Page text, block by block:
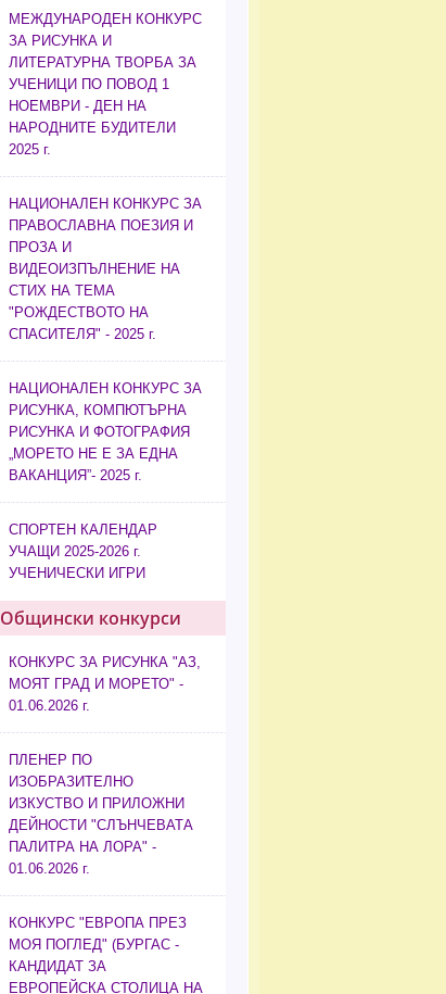
МЕЖДУНАРОДЕН КОНКУРС
ЗА РИСУНКА И
ЛИТЕРАТУРНА ТВОРБА ЗА
УЧЕНИЦИ ПО ПОВОД 1
НОЕМВРИ - ДЕН НА
НАРОДНИТЕ БУДИТЕЛИ
2025 г.
НАЦИОНАЛЕН КОНКУРС ЗА
ПРАВОСЛАВНА ПОЕЗИЯ И
ПРОЗА И
ВИДЕОИЗПЪЛНЕНИЕ НА
СТИХ НА ТЕМА
"РОЖДЕСТВОТО НА
СПАСИТЕЛЯ" - 2025 г.
НАЦИОНАЛЕН КОНКУРС ЗА
РИСУНКА, КОМПЮТЪРНА
РИСУНКА И ФОТОГРАФИЯ
„МОРЕТО НЕ Е ЗА ЕДНА
ВАКАНЦИЯ”- 2025 г.
СПОРТЕН КАЛЕНДАР
УЧАЩИ 2025-2026 г.
УЧЕНИЧЕСКИ ИГРИ
Общински конкурси
КОНКУРС ЗА РИСУНКА "АЗ,
МОЯТ ГРАД И МОРЕТО" -
01.06.2026 г.
ПЛЕНЕР ПО
ИЗОБРАЗИТЕЛНО
ИЗКУСТВО И ПРИЛОЖНИ
ДЕЙНОСТИ "СЛЪНЧЕВАТА
ПАЛИТРА НА ЛОРА" -
01.06.2026 г.
КОНКУРС "ЕВРОПА ПРЕЗ
МОЯ ПОГЛЕД" (БУРГАС -
КАНДИДАТ ЗА
ЕВРОПЕЙСКА СТОЛИЦА НА